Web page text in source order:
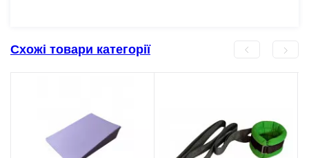
Схожі товари категорії